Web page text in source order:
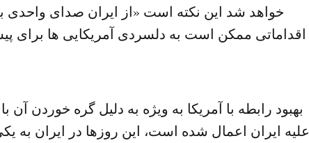
خواهد شد این نکته است «از ایران صدای
اقداماتی ممکن است به دلسردی آمریکایی ها برای
بهبود رابطه با آمریکا به ویژه به دلیل گره خوردن
علیه ایران اعمال شده است، این روزها در ایران به